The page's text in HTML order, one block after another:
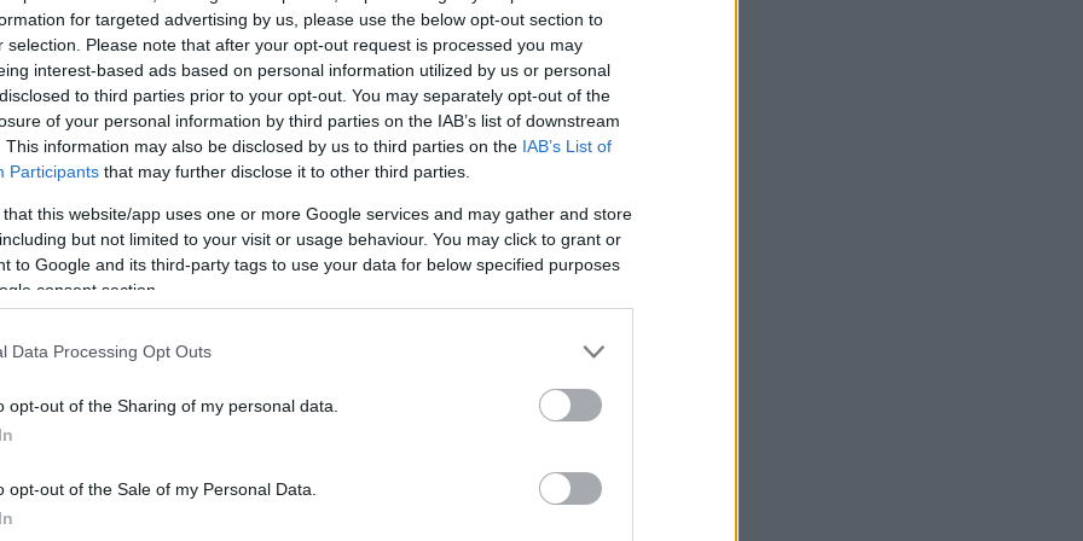
for targeted advertising by us, please use the below opt-out section to
selection. Please note that after your opt-out request is processed you may
interest-based ads based on personal information utilized by us or personal
to third parties prior to your opt-out. You may separately opt-out of the
of your personal information by third parties on the IAB’s list of downstream
This information may also be disclosed by us to third parties on the IAB’s List of
Participants that may further disclose it to other third parties.
that this website/app uses one or more Google services and may gather and store
but not limited to your visit or usage behaviour. You may click to grant or
to Google and its third-party tags to use your data for below specified purposes
consent section.
Data Processing Opt Outs
opt-out of the Sharing of my personal data.
opt-out of the Sale of my Personal Data.
Σχολίασε εδώ
50 /50
Υποβολή σχολίου